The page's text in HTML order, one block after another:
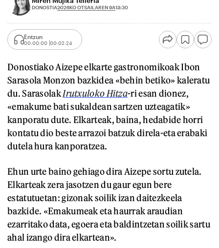
DONOSTIA2026KO OTSAILAREN 9A13:30
Entzun
00:00:00 00:02:24
Donostiako Aizepe elkarte gastronomikoak Ibon
Sarasola Monzon bazkidea «behin betiko» kaleratu
du. SarasolakIrutxuloko Hitza-ri esan dionez,
«emakume bati sukaldean sartzen uzteagatik»
kanporatu dute. Elkarteak, baina, hedabide horri
kontatu dio beste arrazoi batzuk direla-eta erabaki
dutela hura kanporatzea.
Ehun urte baino gehiago dira Aizepe sortu zutela.
Elkarteak zera jasotzen du gaur egun bere
estatutuetan: gizonak soilik izan daitezkeela
bazkide. «Emakumeak eta haurrak araudian
ezarritako data, egoera eta baldintzetan soilik sartu
ahal izango dira elkartean».